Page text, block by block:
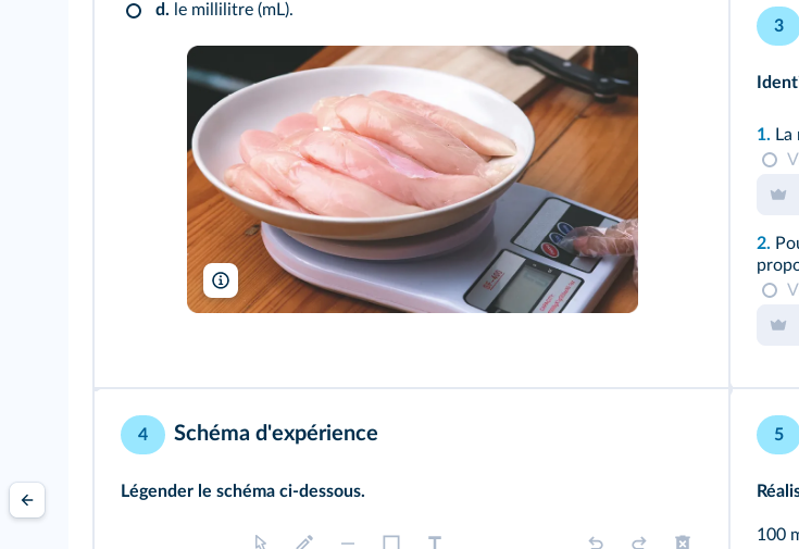
d. le millilitre (mL).
Pornpimon Ainkaew/Shutterstock
3
1.
2.
4 Schéma d'expérience
Légender le schéma ci-dessous.
5
100